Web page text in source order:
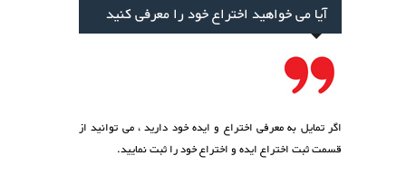
آیا می خواهید اختراع خود را معرفی کنید
اگر تمایل به معرفی اختراع و ایده خود دارید ، می توانید از
قسمتثبت اختراع ایدهو اختراع خود را ثبت نمایید.